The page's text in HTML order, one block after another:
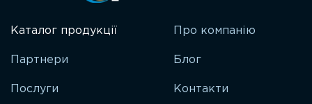
Каталог продукції
Партнери
Послуги
Про компанію
Блог
Контакти